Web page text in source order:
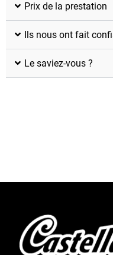
Prix de la prestation
Ils nous ont fait
Le saviez-vous ?